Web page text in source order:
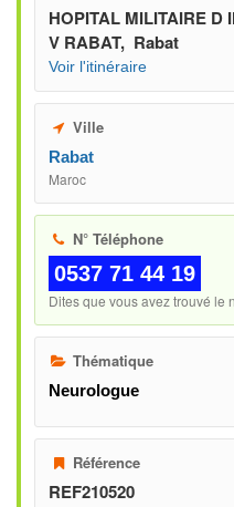
HOPITAL MILITAIRE D
V RABAT, Rabat
Voir l'itinéraire
Ville
Rabat
Maroc
N° Téléphone
0537 71 44 19
Dites que vous avez trouvé le
Thématique
Neurologue
Référence
REF210520